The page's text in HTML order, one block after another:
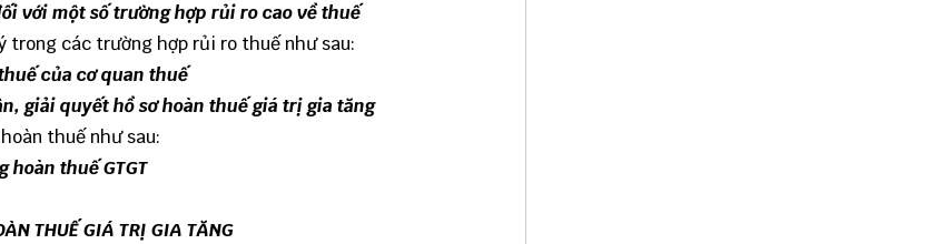
với một số trường hợp rủi ro cao về thuế
trong các trường hợp rủi ro thuế như sau:
của cơ quan thuế
giải quyết hồ sơ hoàn thuế giá trị gia tăng
thuế như sau:
thuế GTGT
THUẾ GIÁ TRỊ GIA TĂNG